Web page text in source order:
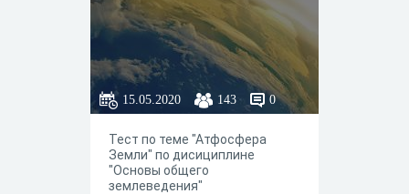
15.05.2020 143 0
Тест по теме "Атфосфера
Земли" по дисициплине
"Основы общего
землеведения"